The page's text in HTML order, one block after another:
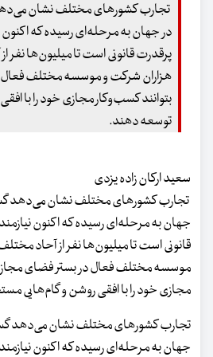
تجارب کشورهای مختلف نشان
در جهان به مرحله‌ای رسیده که
پرقدرت قانونی است تا میلیون‌ها نفر
هزاران شرکت و موسسه مختلف فعال
بتوانند کسب‌وکار مجازی خود را با
توسعه دهند.
سعید ارکان زاده یزدی
تجارب کشورهای مختلف نشان می‌دهد
جهان به مرحله‌ای رسیده که اکنون
قانونی است تا میلیون‌ها نفر از آحاد
موسسه مختلف فعال در بستر فضای
مجازی خود را با افقی روشن و گام‌هایی
تجارب کشورهای مختلف نشان می‌دهد
جهان به مرحله‌ای رسیده که اکنون